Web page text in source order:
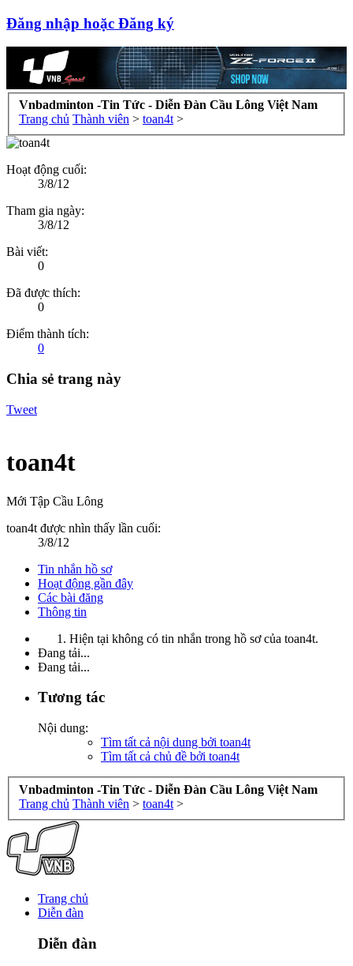
Đăng nhập hoặc Đăng ký
Vnbadminton -Tin Tức - Diễn Đàn Cầu Lông Việt Nam
Trang chủ Thành viên > toan4t >
Hoạt động cuối:
3/8/12
Tham gia ngày:
3/8/12
Bài viết:
0
Đã được thích:
0
Điểm thành tích:
0
Chia sẻ trang này
Tweet
toan4t
Mới Tập Cầu Lông
toan4t được nhìn thấy lần cuối:
3/8/12
Tin nhắn hồ sơ
Hoạt động gần đây
Các bài đăng
Thông tin
Hiện tại không có tin nhắn trong hồ sơ của toan4t.
Đang tải...
Đang tải...
Tương tác
Nội dung:
Tìm tất cả nội dung bởi toan4t
Tìm tất cả chủ đề bởi toan4t
Vnbadminton -Tin Tức - Diễn Đàn Cầu Lông Việt Nam
Trang chủ Thành viên > toan4t >
Trang chủ
Diễn đàn
Diễn đàn